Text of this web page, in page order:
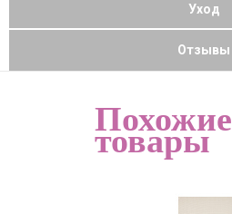
Уход
Отзывы
Похожие
товары